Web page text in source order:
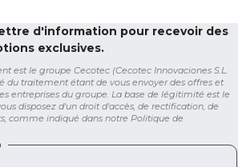
d'information pour recevoir des
exclusives.
est le groupe Cecotec (Cecotec Innovaciones S.L.
du traitement étant de vous envoyer des offres et
entreprises du groupe. La base de légitimité est le
disposez d'un droit d'accès, de rectification, de
comme indiqué dans notre Politique de